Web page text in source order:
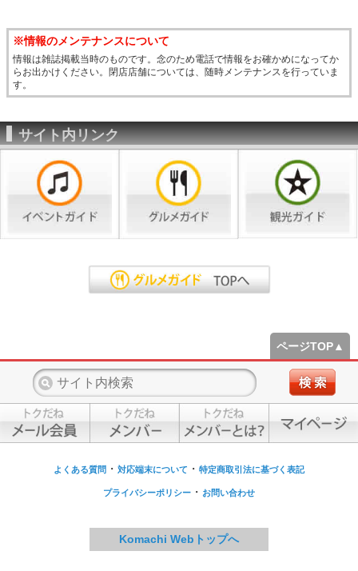
※情報のメンテナンスについて
情報は雑誌掲載当時のものです。念のため電話で情報をお確かめになってか
らお出かけください。閉店店舗については、随時メンテナンスを行っていま
す。
サイト内リンク
ページTOP▲
よくある質問 ・ 対応端末について ・ 特定商取引法に基づく表記
プライバシーポリシー ・ お問い合わせ
Komachi Webトップへ